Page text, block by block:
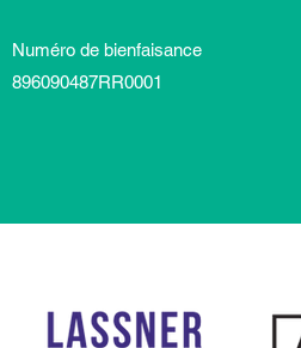
Numéro de bienfaisance
896090487RR0001